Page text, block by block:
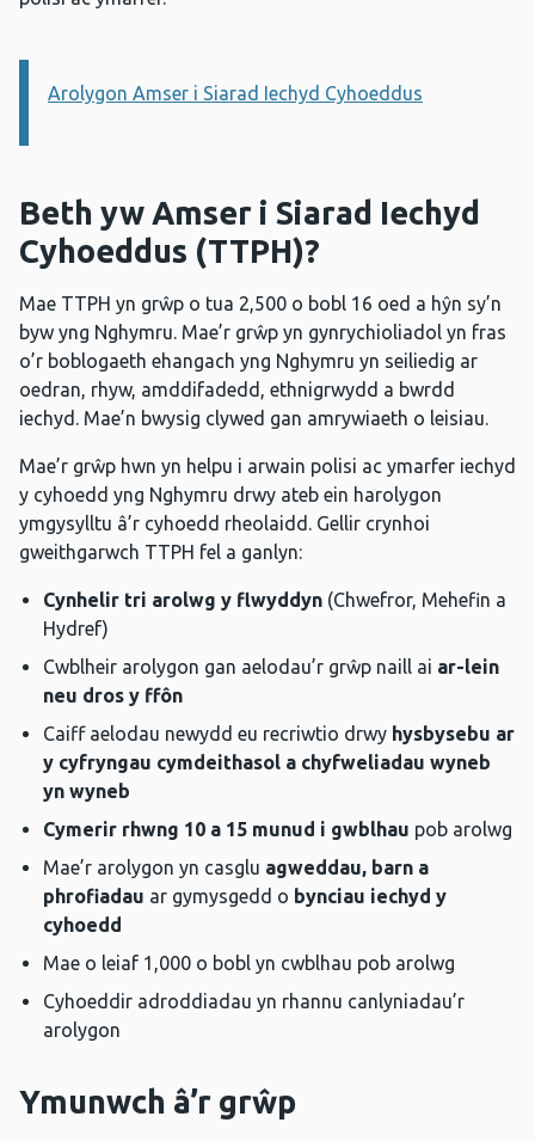
Gwybodaeth:
Arolygon Amser i Siarad Iechyd Cyhoeddus
Beth yw Amser i Siarad Iechyd
Cyhoeddus (TTPH)?
Mae TTPH yn grŵp o tua 2,500 o bobl 16 oed a hŷn sy’n
byw yng Nghymru. Mae’r grŵp yn gynrychioliadol yn fras
o’r boblogaeth ehangach yng Nghymru yn seiliedig ar
oedran, rhyw, amddifadedd, ethnigrwydd a bwrdd
iechyd. Mae’n bwysig clywed gan amrywiaeth o leisiau.
Mae’r grŵp hwn yn helpu i arwain polisi ac ymarfer iechyd
y cyhoedd yng Nghymru drwy ateb ein harolygon
ymgysylltu â’r cyhoedd rheolaidd. Gellir crynhoi
gweithgarwch TTPH fel a ganlyn:
Cynhelir tri arolwg y flwyddyn (Chwefror, Mehefin a
Hydref)
Cwblheir arolygon gan aelodau’r grŵp naill ai ar-lein
neu dros y ffôn
Caiff aelodau newydd eu recriwtio drwy hysbysebu ar
y cyfryngau cymdeithasol a chyfweliadau wyneb
yn wyneb
Cymerir rhwng 10 a 15 munud i gwblhau pob arolwg
Mae’r arolygon yn casglu agweddau, barn a
phrofiadau ar gymysgedd o bynciau iechyd y
cyhoedd
Mae o leiaf 1,000 o bobl yn cwblhau pob arolwg
Cyhoeddir adroddiadau yn rhannu canlyniadau’r
arolygon
Ymunwch â’r grŵp